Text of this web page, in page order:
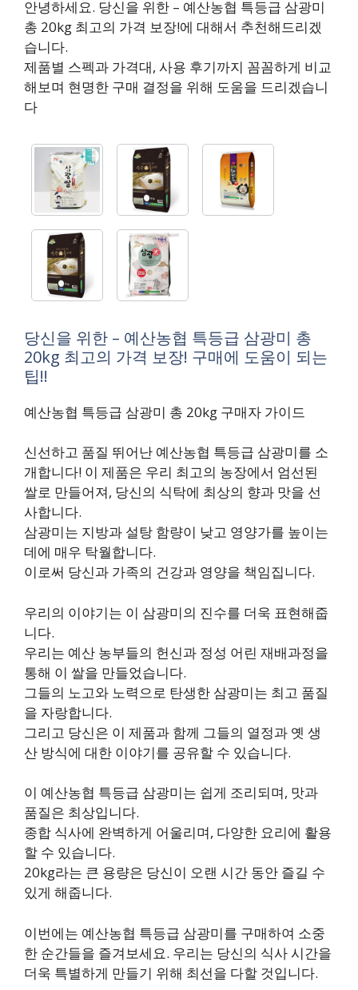
안녕하세요. 당신을 위한 – 예산농협 특등급 삼광미
총 20kg 최고의 가격 보장!에 대해서 추천해드리겠
습니다.
제품별 스펙과 가격대, 사용 후기까지 꼼꼼하게 비교
해보며 현명한 구매 결정을 위해 도움을 드리겠습니
다
당신을 위한 – 예산농협 특등급 삼광미 총
20kg 최고의 가격 보장! 구매에 도움이 되는
팁!!
예산농협 특등급 삼광미 총 20kg 구매자 가이드
신선하고 품질 뛰어난 예산농협 특등급 삼광미를 소
개합니다! 이 제품은 우리 최고의 농장에서 엄선된
쌀로 만들어져, 당신의 식탁에 최상의 향과 맛을 선
사합니다.
삼광미는 지방과 설탕 함량이 낮고 영양가를 높이는
데에 매우 탁월합니다.
이로써 당신과 가족의 건강과 영양을 책임집니다.
우리의 이야기는 이 삼광미의 진수를 더욱 표현해줍
니다.
우리는 예산 농부들의 헌신과 정성 어린 재배과정을
통해 이 쌀을 만들었습니다.
그들의 노고와 노력으로 탄생한 삼광미는 최고 품질
을 자랑합니다.
그리고 당신은 이 제품과 함께 그들의 열정과 옛 생
산 방식에 대한 이야기를 공유할 수 있습니다.
이 예산농협 특등급 삼광미는 쉽게 조리되며, 맛과
품질은 최상입니다.
종합 식사에 완벽하게 어울리며, 다양한 요리에 활용
할 수 있습니다.
20kg라는 큰 용량은 당신이 오랜 시간 동안 즐길 수
있게 해줍니다.
이번에는 예산농협 특등급 삼광미를 구매하여 소중
한 순간들을 즐겨보세요. 우리는 당신의 식사 시간을
더욱 특별하게 만들기 위해 최선을 다할 것입니다.